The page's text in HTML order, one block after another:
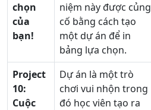
chọn
của
bạn!
niệm này được củng
cố bằng cách tạo
một dự án để in
bảng lựa chọn.
Project
10:
Cuộc
Dự án là một trò
chơi vui nhộn trong
đó học viên tạo ra